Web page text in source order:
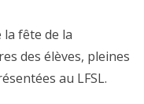
la fête de la
des élèves, pleines
au LFSL.